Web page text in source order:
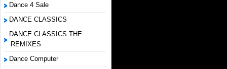
Dance 4 Sale
DANCE CLASSICS
DANCE CLASSICS THE
REMIXES
Dance Computer